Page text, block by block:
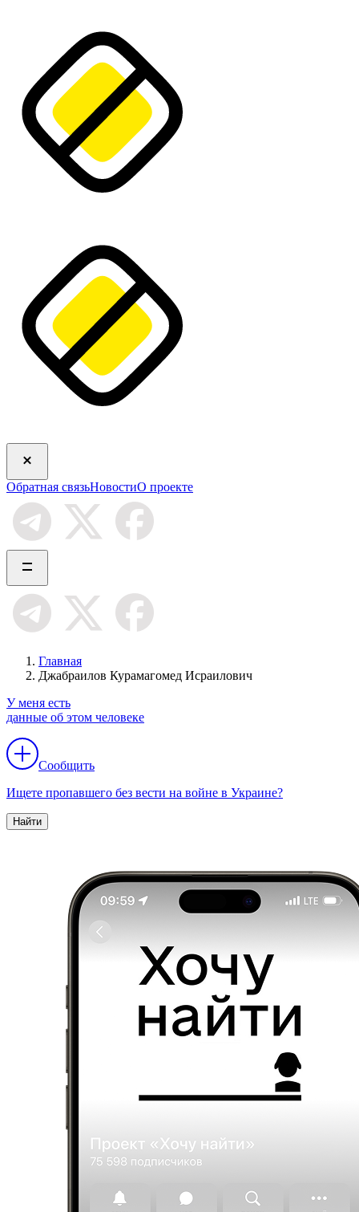
Обратная связьНовостиО проекте
Главная
Джабраилов Курамагомед Исраилович
У меня есть
данные об этом человеке
Сообщить
Ищете пропавшего без вести на войне в Украине?
Найти